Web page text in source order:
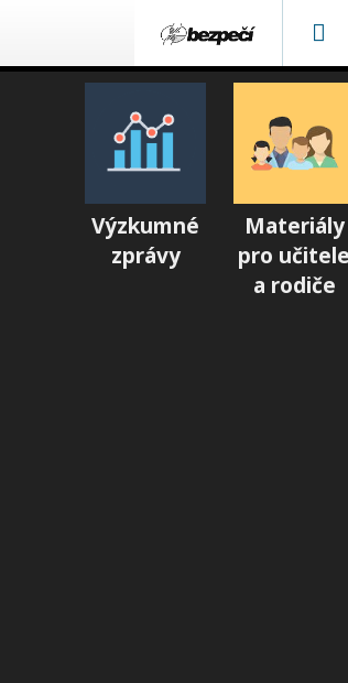
Výzkumné
zprávy
Materiály
pro učitele
a rodiče